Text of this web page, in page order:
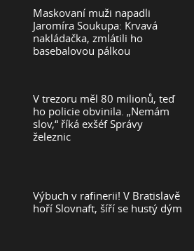
Maskovaní muži napadli
Jaromíra Soukupa: Krvavá
nakládačka, zmlátili ho
basebalovou pálkou
V trezoru měl 80 milionů, teď
ho policie obvinila. „Nemám
slov,“ říká exšéf Správy
železnic
Výbuch v rafinerii! V Bratislavě
hoří Slovnaft, šíří se hustý dým